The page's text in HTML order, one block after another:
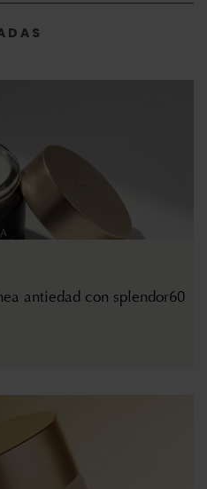
antiedad con splendor60